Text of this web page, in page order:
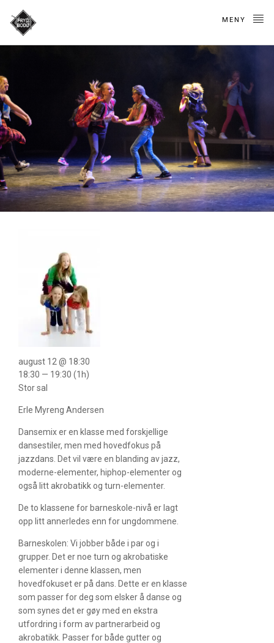
MENY
Dansemix 2 (5-7.
klasse)
Dansemix er en klasse med forskjellige
dansestiler, men med hovedfokus på
jazzdans. Det vil være en blanding av jazz,
moderne-elementer, hiphop-elementer og
også litt akrobatikk og turn-elementer.
De to klassene for barneskole-nivå er lagt
opp litt annerledes enn for ungdommene.
Barneskolen: Vi jobber både i par og i
grupper. Det er noe turn og akrobatiske
elementer i denne klassen, men
hovedfokuset er på dans. Dette er en klasse
som passer for deg som elsker å danse og
som synes det er gøy med en ekstra
utfordring i form av partnerarbeid og
akrobatikk. Passer for både gutter og
august 12 @ 18:30
18:30 — 19:30 (1h)
Stor sal
Erle Myreng Andersen